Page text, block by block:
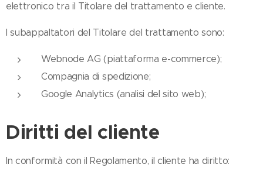
elettronico tra il Titolare del trattamento e cliente.
I subappaltatori del Titolare del trattamento sono:
Webnode AG (piattaforma e-commerce);
Compagnia di spedizione;
Google Analytics (analisi del sito web);
Diritti del cliente
In conformità con il Regolamento, il cliente ha diritto: